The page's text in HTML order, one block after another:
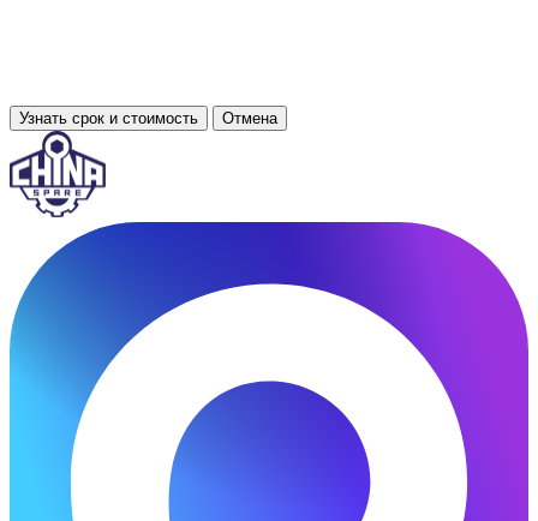
Узнать срок и стоимость Отмена